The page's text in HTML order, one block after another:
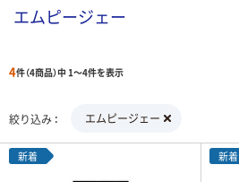
エムピージェー
4件（4商品）中 1～4件を表示
絞り込み エムピージェー
新着 新着